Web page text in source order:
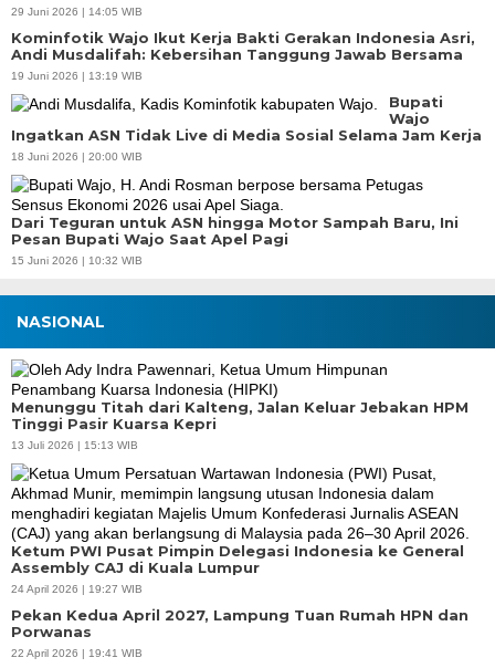
29 Juni 2026 | 14:05 WIB
Kominfotik Wajo Ikut Kerja Bakti Gerakan Indonesia Asri,
Andi Musdalifah: Kebersihan Tanggung Jawab Bersama
19 Juni 2026 | 13:19 WIB
Bupati
Wajo
Ingatkan ASN Tidak Live di Media Sosial Selama Jam Kerja
18 Juni 2026 | 20:00 WIB
Dari Teguran untuk ASN hingga Motor Sampah Baru, Ini
Pesan Bupati Wajo Saat Apel Pagi
15 Juni 2026 | 10:32 WIB
NASIONAL
Menunggu Titah dari Kalteng, Jalan Keluar Jebakan HPM
Tinggi Pasir Kuarsa Kepri
13 Juli 2026 | 15:13 WIB
Ketum PWI Pusat Pimpin Delegasi Indonesia ke General
Assembly CAJ di Kuala Lumpur
24 April 2026 | 19:27 WIB
Pekan Kedua April 2027, Lampung Tuan Rumah HPN dan
Porwanas
22 April 2026 | 19:41 WIB